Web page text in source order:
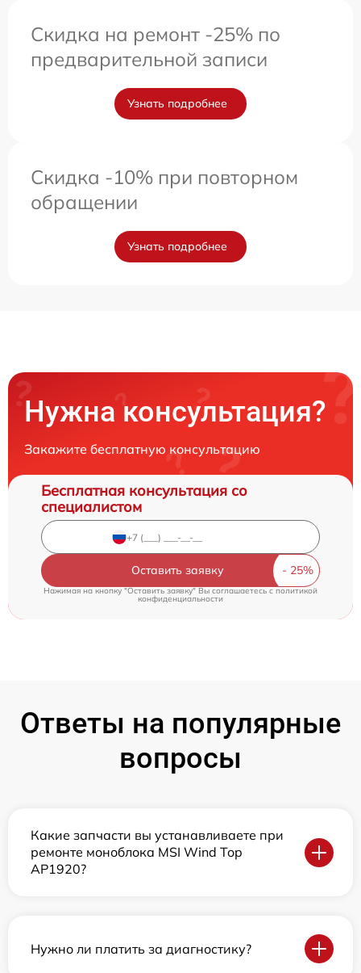
Скидка на ремонт -25% по
предварительной записи
Узнать подробнее
Скидка -10% при повторном
обращении
Узнать подробнее
Нужна консультация?
Закажите бесплатную консультацию
Бесплатная консультация со
специалистом
Оставить заявку
Нажимая на кнопку "Оставить заявку" Вы соглашаетесь c политикой
конфиденциальности
Ответы на популярные
вопросы
Какие запчасти вы устанавливаете при
ремонте моноблока MSI Wind Top
AP1920?
Нужно ли платить за диагностику?